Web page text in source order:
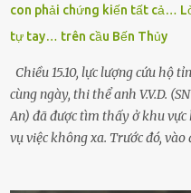
con phải chứng kiến tất cả…
tự tay… trên cầu Bến Thủy
Chiều 15.10, lực lượng cứu hộ
cùng ngày, thi thể anh V.V.D.
An) đã được tìm thấy ở khu
vụ việc không xa. Trước đó, vào